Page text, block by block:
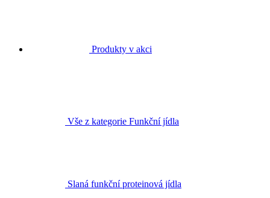
Produkty v akci
Vše z kategorie Funkční jídla
Slaná funkční proteinová jídla